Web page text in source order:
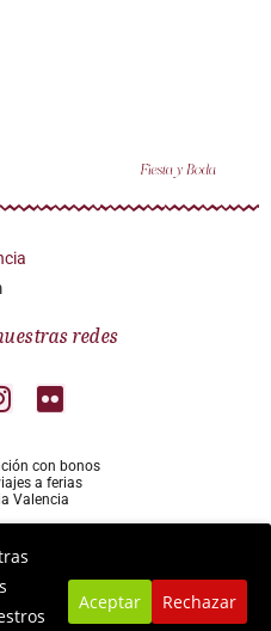
redes
con bonos
a ferias
Valencia
los viajes a ferias
Valencia
Aceptar Rechazar